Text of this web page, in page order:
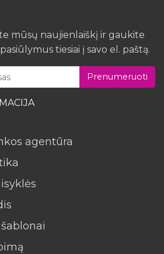
mūsų naujienlaiškį ir gaukite
tiesiai į savo el. paštą.
Prenumeruoti
Personalo atrankos agentūra